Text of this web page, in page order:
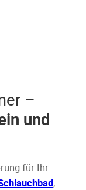
–
und
für Ihr
,